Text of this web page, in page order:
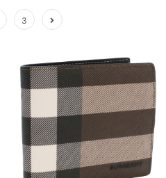
3